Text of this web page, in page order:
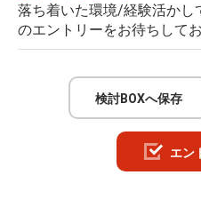
落ち着いた環境/経験活か
のエントリーをお待ちして
検討BOXへ保存
エン